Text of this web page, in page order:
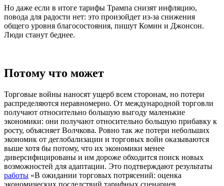
Но даже если в итоге тарифы Трампа снизят инфляцию,
повода для радости нет: это произойдет из-за снижения
общего уровня благосостояния, пишут Комин и Джонсон.
Люди станут беднее.
Потому что может
Торговые войны наносят ущерб всем сторонам, но потери
распределяются неравномерно. От международной торговли
получают относительно большую выгоду маленькие
экономики: они получают относительно большую прибавку к
росту, объясняет Волчкова. Ровно так же потери небольших
экономик от деглобализации и торговых войн оказываются
выше хотя бы потому, что их экономики менее
диверсифицированы и им дороже обходится поиск новых
возможностей для адаптации. Это подтверждают результаты
работы «В ожидании торговых потрясений: оценка
экономических последствий тарифных сценариев,